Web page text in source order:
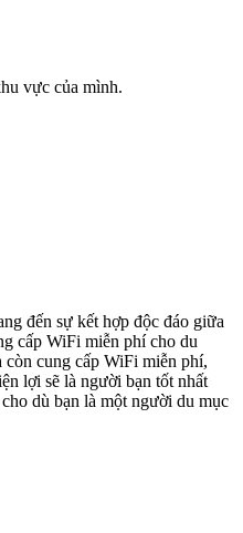
vực của mình.
đến sự kết hợp độc đáo giữa
cấp WiFi miễn phí cho du
cung cấp WiFi miễn phí,
lợi sẽ là người bạn tốt nhất
dù bạn là một người du mục